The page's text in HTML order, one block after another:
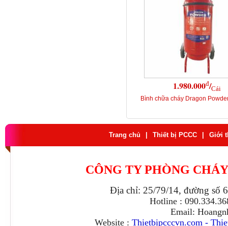
1.980.000đ/Cái
Bình chữa cháy Dragon
Trang chủ Thiết bị PCCC Giới
CÔNG TY PHÒNG
Địa chỉ: 25/79/14, đường số
Hotline :
Email:
Website : Thietbipcccvn.com -